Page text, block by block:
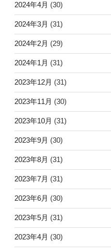
2024年4月 (30)
2024年3月 (31)
2024年2月 (29)
2024年1月 (31)
2023年12月 (31)
2023年11月 (30)
2023年10月 (31)
2023年9月 (30)
2023年8月 (31)
2023年7月 (31)
2023年6月 (30)
2023年5月 (31)
2023年4月 (30)